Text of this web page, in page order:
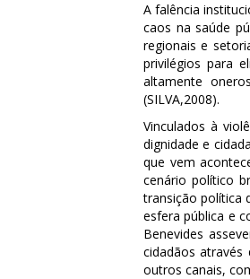
A falência
caos na saúde
regionais e
privilégios para
altamente
(SILVA,2008).
Vinculados à
dignidade e
que vem
cenário político
transição política
esfera pública e
Benevides
cidadãos
outros canais,